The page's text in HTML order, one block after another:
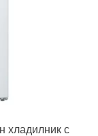
хладилник с